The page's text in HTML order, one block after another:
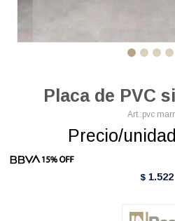
Placa de PVC
pvc
Precio/
$ 1.522